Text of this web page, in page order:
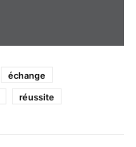
échange
réussite